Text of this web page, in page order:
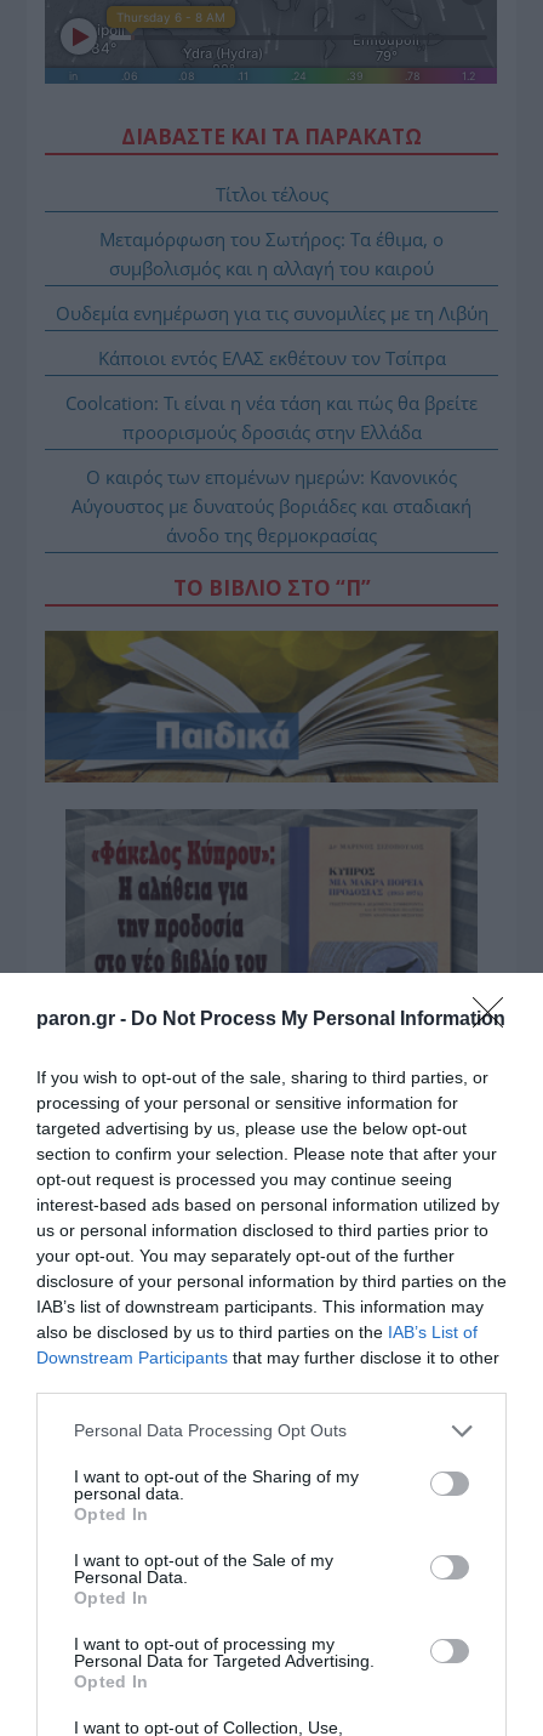
paron.gr - Do Not Process My Personal Information
If you wish to opt-out of the sale, sharing to third parties, or
processing of your personal or sensitive information for
targeted advertising by us, please use the below opt-out
section to confirm your selection. Please note that after your
opt-out request is processed you may continue seeing
interest-based ads based on personal information utilized by
us or personal information disclosed to third parties prior to
your opt-out. You may separately opt-out of the further
disclosure of your personal information by third parties on the
IAB’s list of downstream participants. This information may
also be disclosed by us to third parties on the IAB’s List of
Downstream Participants that may further disclose it to other
Please note that this website/app uses one or more Google
not limited to your visit or usage behaviour. You may click to
grant or deny consent to Google and its third-party tags to
use your data for below specified purposes in below Google
consent section.
Personal Data Processing Opt Outs
I want to opt-out of the Sharing of my
personal data.
Opted In
I want to opt-out of the Sale of my
Personal Data.
Opted In
I want to opt-out of processing my
Personal Data for Targeted Advertising.
Opted In
I want to opt-out of Collection, Use,
ΔΙΑΒΑΣΤΕ ΚΑΙ ΤΑ ΠΑΡΑΚΑΤΩ
Τίτλοι τέλους
Μεταμόρφωση του Σωτήρος: Τα έθιμα, ο
συμβολισμός και η αλλαγή του καιρού
Ουδεμία ενημέρωση για τις συνομιλίες με τη Λιβύη
Κάποιοι εντός ΕΛΑΣ εκθέτουν τον Τσίπρα
Coolcation: Τι είναι η νέα τάση και πώς θα βρείτε
προορισμούς δροσιάς στην Ελλάδα
Ο καιρός των επομένων ημερών: Κανονικός
Αύγουστος με δυνατούς βοριάδες και σταδιακή
άνοδο της θερμοκρασίας
ΤΟ ΒΙΒΛΙΟ ΣΤΟ “Π”